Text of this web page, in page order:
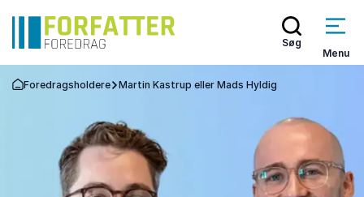
Søg
Menu
Tilbage til forsiden
Foredragsholdere Martin Kastrup eller Mads Hyldig